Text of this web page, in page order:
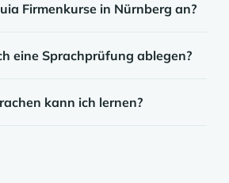
Firmenkurse in Nürnberg an?
eine Sprachprüfung ablegen?
kann ich lernen?